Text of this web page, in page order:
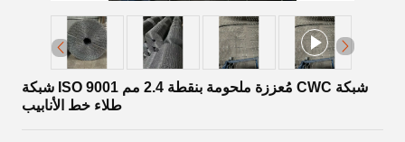
شبكة CWC مُعززة ملحومة بنقطة 2.4 مم ISO 9001 شبكة
طلاء خط الأنابيب